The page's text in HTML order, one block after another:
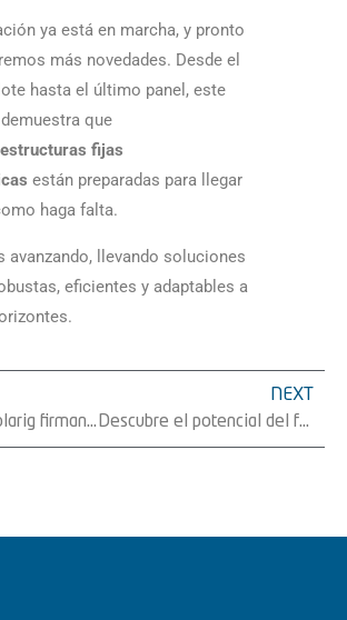
ya está en marcha, y pronto
más novedades. Desde el
hasta el último panel, este
que
estructuras fijas
están preparadas para llegar
haga falta.
avanzando, llevando soluciones
eficientes y adaptables a
Solar Steel y Solarig firman un acuerdo para el suministro de 130 MW de seguidores solares y estructura fija en Italia
NEXT
Descubre el potencial del full backtracking solar: más inteligente, más simple, más eficiente